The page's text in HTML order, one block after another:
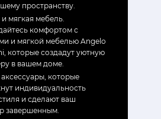
пространству.
мягкая мебель.
комфортом с
и мягкой мебелью Angelo
которые создадут уютную
в вашем доме.
которые
индивидуальность
и сделают ваш
завершенным.